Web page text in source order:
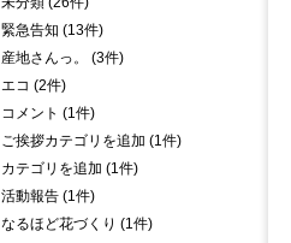
緊急告知 (13件)
産地さんっ。 (3件)
エコ (2件)
コメント (1件)
ご挨拶カテゴリを追加 (1件)
カテゴリを追加 (1件)
活動報告 (1件)
なるほど花づくり (1件)